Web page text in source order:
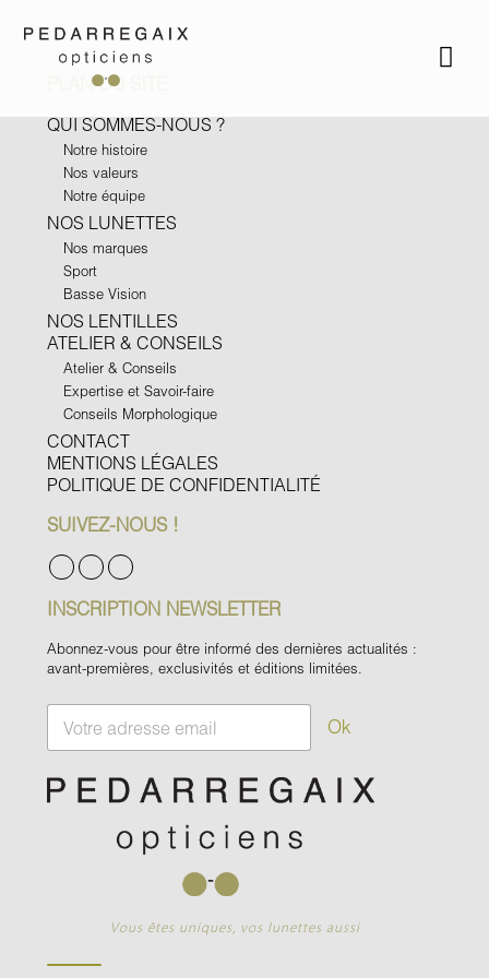
PLAN DU SITE
QUI SOMMES-NOUS ?
Notre histoire
Nos valeurs
Notre équipe
NOS LUNETTES
Nos marques
Sport
Basse Vision
NOS LENTILLES
ATELIER & CONSEILS
Atelier & Conseils
Expertise et Savoir-faire
Conseils Morphologique
CONTACT
MENTIONS LÉGALES
POLITIQUE DE CONFIDENTIALITÉ
SUIVEZ-NOUS !
INSCRIPTION NEWSLETTER
Abonnez-vous pour être informé des dernières actualités :
avant-premières, exclusivités et éditions limitées.
E
a
i
Ok
Vous êtes uniques, vos lunettes aussi